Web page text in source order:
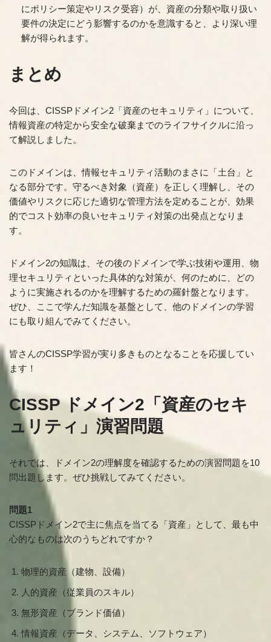
にポリシー策定やリスク受容）が、資産の分類や取り扱い
要件の決定にどう影響するのかを意識すると、より深い理
解が得られます。
まとめ
今回は、CISSPドメイン2「資産のセキュリティ」について、
情報資産の特定から安全な破棄までのライフサイクルに沿っ
て解説しました。
このドメインは、情報セキュリティ活動のまさに「土台」と
なる部分です。守るべき対象（資産）を正しく理解し、その
価値やリスクに応じた適切な管理方法を定めることが、効果
的でコスト効率の良いセキュリティ対策の出発点となりま
す。
ドメイン2の知識は、その後のドメインで学ぶ技術や運用、物
理セキュリティといった具体的な対策が、何のために、どの
ように実施されるのかを理解するための羅針盤となります。
ぜひ、ここで学んだ知識を基盤として、他のドメインの学習
にも取り組んでみてください。
皆さんのCISSP学習が実り多きものとなることを応援してい
ます！
CISSP ドメイン2「資産のセキ
ュリティ」演習問題
それでは、ドメイン2の理解度を確認するための演習問題を10
問出題します。ぜひ挑戦してみてください。
問題1
CISSPドメイン2で主に焦点を当てる「資産」として、最も中
心的なものは次のうちどれですか？
物理的資産（建物、設備）
人的資産（従業員のスキル）
無形資産（ブランド価値）
情報資産（データ、システム、ソフトウェア）